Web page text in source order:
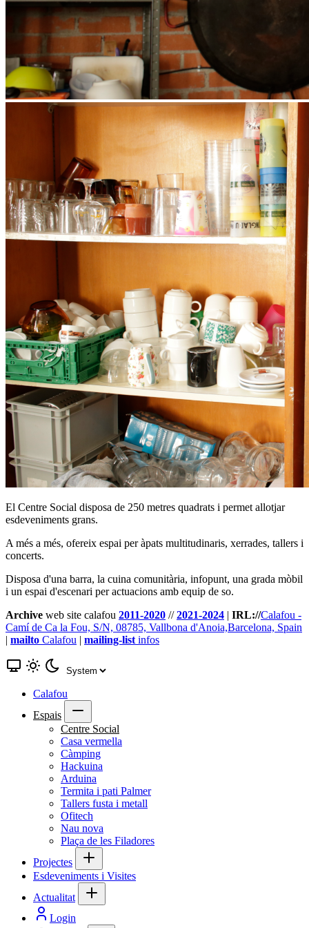
El Centre Social disposa de 250 metres quadrats i permet allotjar
esdeveniments grans.
A més a més, ofereix espai per àpats multitudinaris, xerrades, tallers i
concerts.
Disposa d'una barra, la cuina comunitària, infopunt, una grada mòbil
i un espai d'escenari per actuacions amb equip de so.
Archive web site calafou 2011-2020 //2021-2024 | IRL://Calafou -
Camí de Ca la Fou, S/N, 08785, Vallbona d'Anoia,Barcelona, Spain
| mailto Calafou | mailing-list infos
Calafou
Espais
Centre Social
Casa vermella
Càmping
Hackuina
Arduina
Termita i pati Palmer
Tallers fusta i metall
Ofitech
Nau nova
Plaça de les Filadores
Projectes
Esdeveniments i Visites
Actualitat
Login